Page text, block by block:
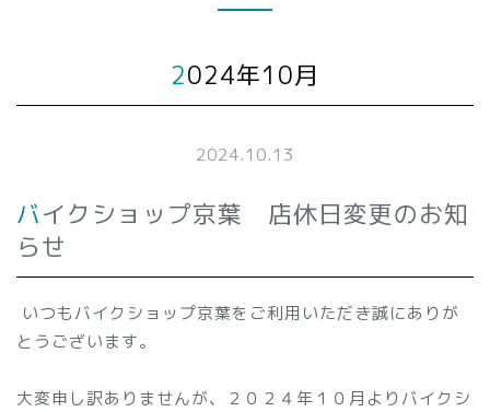
2024年10月
2024.10.13
バイクショップ京葉 店休日変更のお知
らせ
いつもバイクショップ京葉をご利用いただき誠にありが
とうございます。
大変申し訳ありませんが、２０２４年１０月よりバイクシ